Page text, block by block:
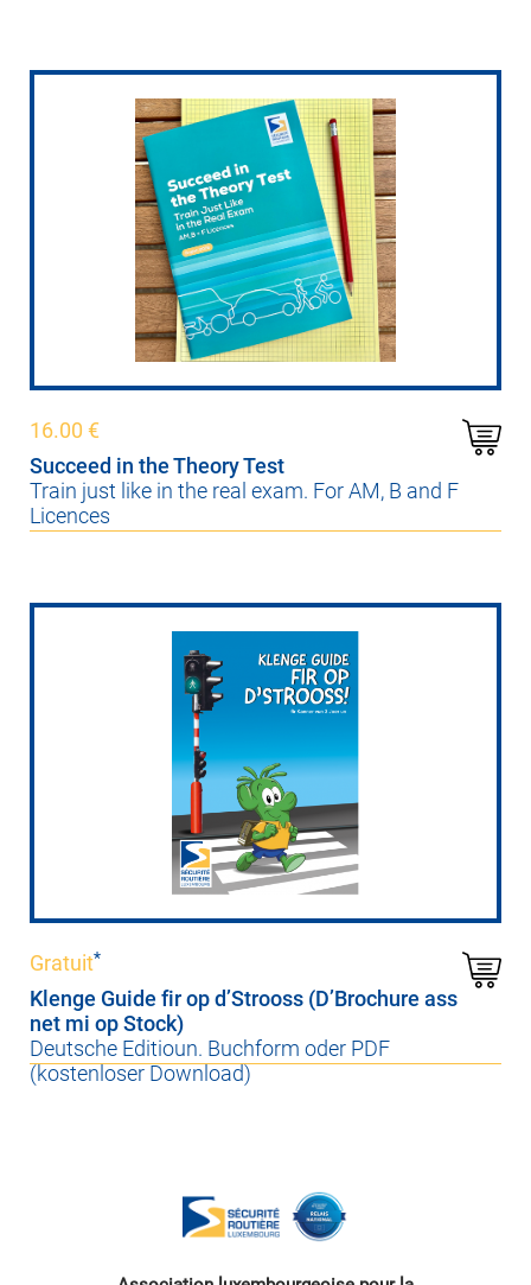
16.00 €
Succeed in the Theory Test
Train just like in the real exam. For AM, B and F
Licences
Gratuit*
Klenge Guide fir op d’Strooss (D’Brochure ass
net mi op Stock)
Deutsche Editioun. Buchform oder PDF
(kostenloser Download)